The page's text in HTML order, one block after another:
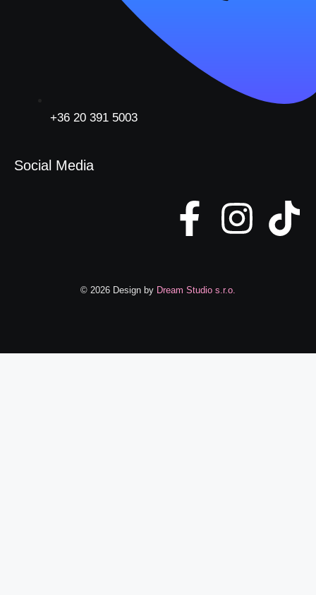
+36 20 391 5003
Social Media
© 2026 Design by Dream Studio s.r.o.